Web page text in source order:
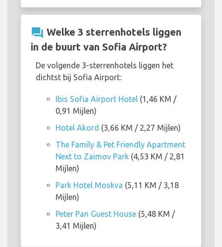
question_answer Welke 3 sterrenhotels liggen
in de buurt van Sofia Airport?
De volgende 3-sterrenhotels liggen het
dichtst bij Sofia Airport:
Ibis Sofia Airport Hotel (1,46 KM /
0,91 Mijlen)
Hotel Akord (3,66 KM / 2,27 Mijlen)
The Family & Pet Friendly Apartment
Next to Zaimov Park (4,53 KM / 2,81
Mijlen)
Park Hotel Moskva (5,11 KM / 3,18
Mijlen)
Peter Pan Guest House (5,48 KM /
3,41 Mijlen)